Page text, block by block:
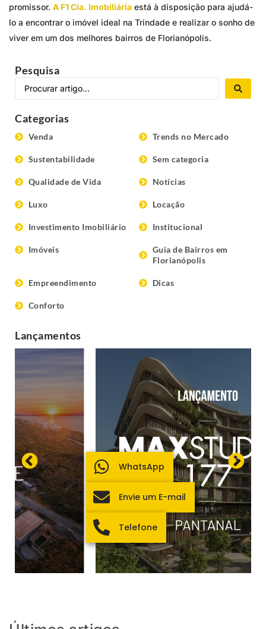
promissor. A F1 Cia. Imobiliária está à disposição para ajudá-
lo a encontrar o imóvel ideal na Trindade e realizar o sonho de
viver em um dos melhores bairros de Florianópolis.
Pesquisa
Categorias
Venda Trends no Mercado
Sustentabilidade Sem categoria
Qualidade de Vida Notícias
Luxo Locação
Investimento Imobiliário Institucional
Imóveis
Guia de Bairros em
Florianópolis
Empreendimento Dicas
Conforto
Lançamentos
WhatsApp
Envie um E-mail
Telefone